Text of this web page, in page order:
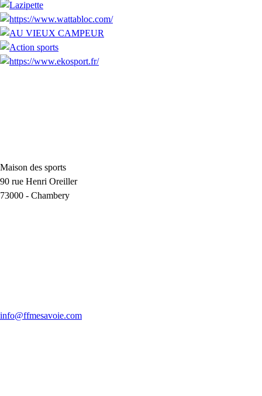
Maison des sports
90 rue Henri Oreiller
73000 - Chambery
info@ffmesavoie.com